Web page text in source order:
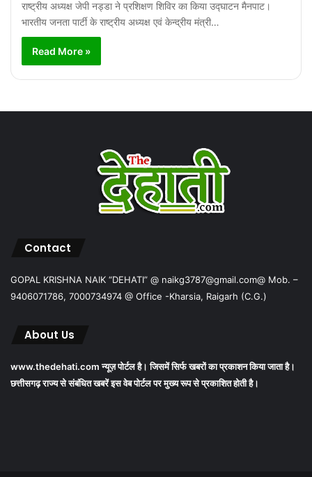
राष्ट्रीय अध्यक्ष जेपी नड्डा ने प्रशिक्षण शिविर का किया उद्घाटन मैनपाट।
भारतीय जनता पार्टी के राष्ट्रीय अध्यक्ष एवं केन्द्रीय मंत्री…
Read More »
Contact
GOPAL KRISHNA NAIK “DEHATI” @ naikg3787@gmail.com@ Mob. –
9406071786, 7000734974 @ Office -Kharsia, Raigarh (C.G.)
About Us
www.thedehati.com न्यूज़ पोर्टल है। जिसमें सिर्फ खबरों का प्रकाशन किया जाता है।
छत्तीसगढ़ राज्य से संबंधित खबरें इस वेब पोर्टल पर मुख्य रूप से प्रकाशित होती है।